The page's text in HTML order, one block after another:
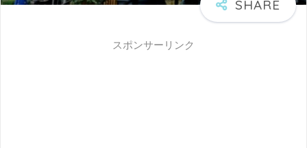
スポンサーリンク